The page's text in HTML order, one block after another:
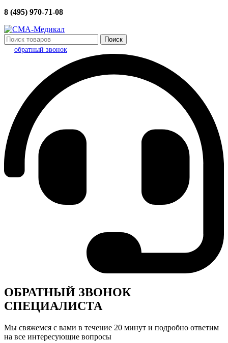
8 (495) 970-71-08
Поиск
обратный звонок
ОБРАТНЫЙ ЗВОНОК
СПЕЦИАЛИСТА
Мы свяжемся с вами в течение 20 минут и подробно ответим
на все интересующие вопросы